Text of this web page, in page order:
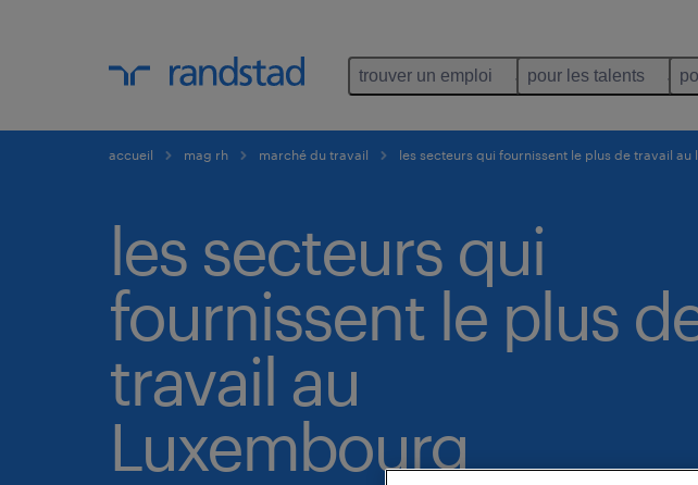
trouver un emploi pour les talents
accueil mag rh marché du travail les secteurs qui fournissent le plus de travail au
les secteurs qui
fournissent le plus
travail au
Luxembourg